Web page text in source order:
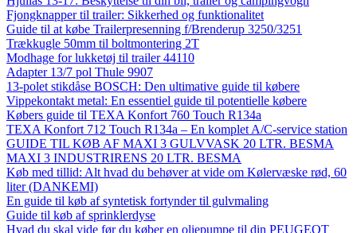
Fjongknapper til trailer: Sikkerhed og funktionalitet
Guide til at købe Trailerpresenning f/Brenderup 3250/3251
Trækkugle 50mm til boltmontering 2T
Modhage for lukketøj til trailer 44110
Adapter 13/7 pol Thule 9907
13-polet stikdåse BOSCH: Den ultimative guide til købere
Vippekontakt metal: En essentiel guide til potentielle købere
Købers guide til TEXA Konfort 760 Touch R134a
TEXA Konfort 712 Touch R134a – En komplet A/C-service station
GUIDE TIL KØB AF MAXI 3 GULVVASK 20 LTR. BESMA
MAXI 3 INDUSTRIRENS 20 LTR. BESMA
Køb med tillid: Alt hvad du behøver at vide om Kølervæske rød, 60
liter (DANKEMI)
En guide til køb af syntetisk fortynder til gulvmaling
Guide til køb af sprinklerdyse
Hvad du skal vide før du køber en oliepumpe til din PEUGEOT